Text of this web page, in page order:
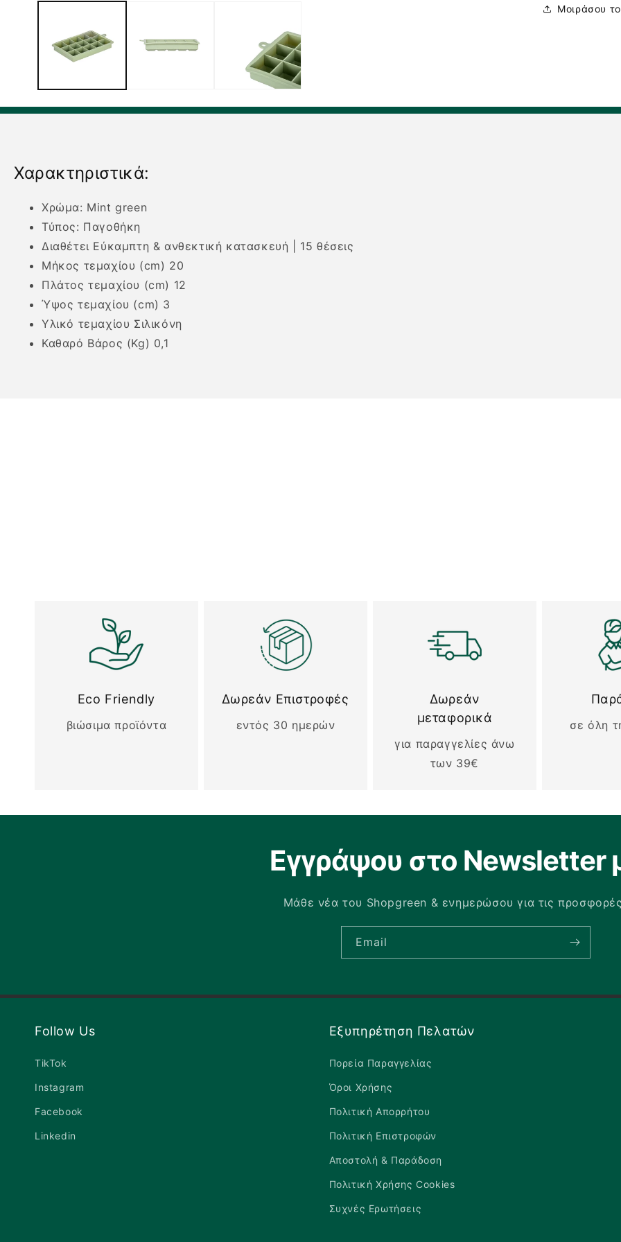
παράθυρο
Μοιράσου
Χαρακτηριστικά:
Χρώμα: Mint green
Τύπος: Παγοθήκη
Διαθέτει Εύκαμπτη & ανθεκτική κατασκευή | 15 θέσεις
Μήκος τεμαχίου (cm) 20
Πλάτος τεμαχίου (cm) 12
Ύψος τεμαχίου (cm) 3
Υλικό τεμαχίου Σιλικόνη
Καθαρό Βάρος (Kg) 0,1
Eco Friendly
βιώσιμα προϊόντα
Δωρεάν Επιστροφές
εντός 30 ημερών
Δωρεάν
μεταφορικά
για παραγγελίες άνω
των 39€
σε όλη
Εγγράψου στο Newsletter
Μάθε νέα του Shopgreen & ενημερώσου για τις
Email
Follow Us
TikTok
Instagram
Facebook
Linkedin
Εξυπηρέτηση Πελατών
Πορεία Παραγγελίας
Όροι Χρήσης
Πολιτική Απορρήτου
Πολιτική Επιστροφών
Αποστολή & Παράδοση
Πολιτική Χρήσης Cookies
Συχνές Ερωτήσεις